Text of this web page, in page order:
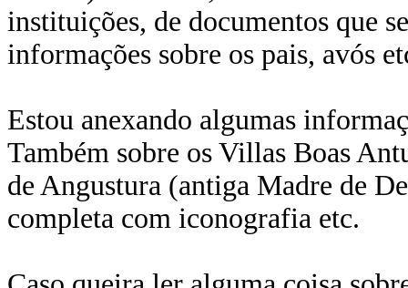
instituições, de documentos que
informações sobre os pais, avós
Estou anexando algumas
Também sobre os Villas Boas
de Angustura (antiga Madre de
completa com iconografia etc.